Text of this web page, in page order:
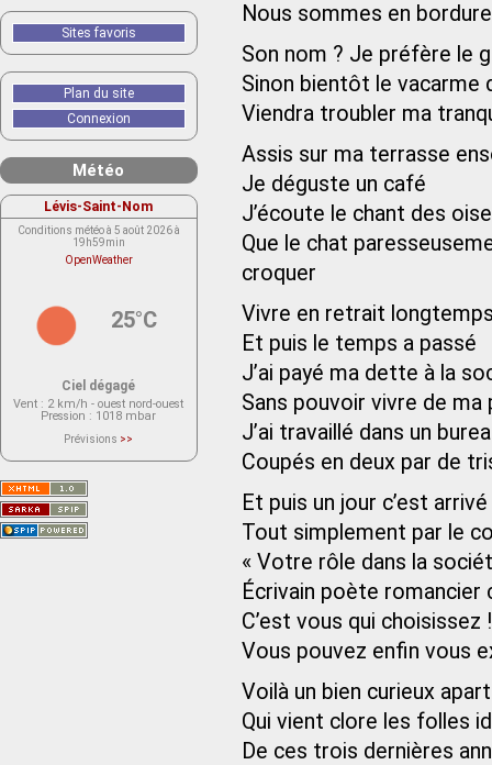
Nous sommes en
Son nom ? Je préfère le
Sinon bientôt le vacarme
Viendra troubler ma
Assis sur ma terrasse
Je déguste un café
J’écoute le chant des
Que le chat
croquer
Vivre en retrait
Et puis le temps a passé
J’ai payé ma dette à la
Sans pouvoir vivre de ma
J’ai travaillé dans un
Coupés en deux par de
Et puis un jour c’est arrivé
Tout simplement par le
« Votre rôle dans la
Écrivain poète
C’est vous qui choisissez
Vous pouvez enfin vous
Voilà un bien curieux
Qui vient clore les folles
De ces trois dernières
Sites favoris
Plan du site
Connexion
Météo
Lévis-Saint-Nom
Conditions météo à 5 août 2026 à
19h59min
OpenWeather
25°C
Ciel dégagé
Vent : 2 km/h - ouest nord-ouest
Pression : 1018 mbar
Prévisions >>
actuellement aucune prévision
Saint-Nom.
Veuillez consulter le message du
service ci-dessous.
(401 - Invalid API key. Please see
https://openweathermap.org/faq#error401